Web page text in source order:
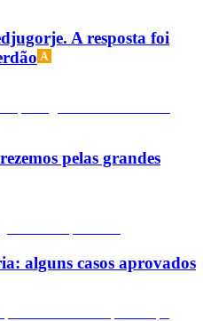
A resposta foi
pelas grandes
alguns casos aprovados